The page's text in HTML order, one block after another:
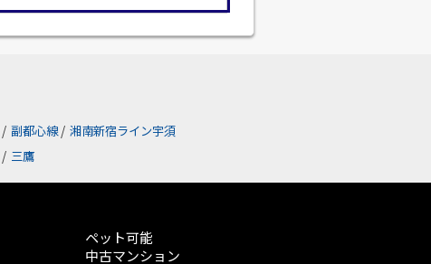
/ 副都心線 / 湘南新宿ライン宇須
/ 三鷹
ペット可能
中古マンション